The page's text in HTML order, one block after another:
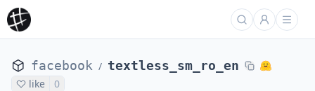
facebook / textless_sm_ro_en
like
0